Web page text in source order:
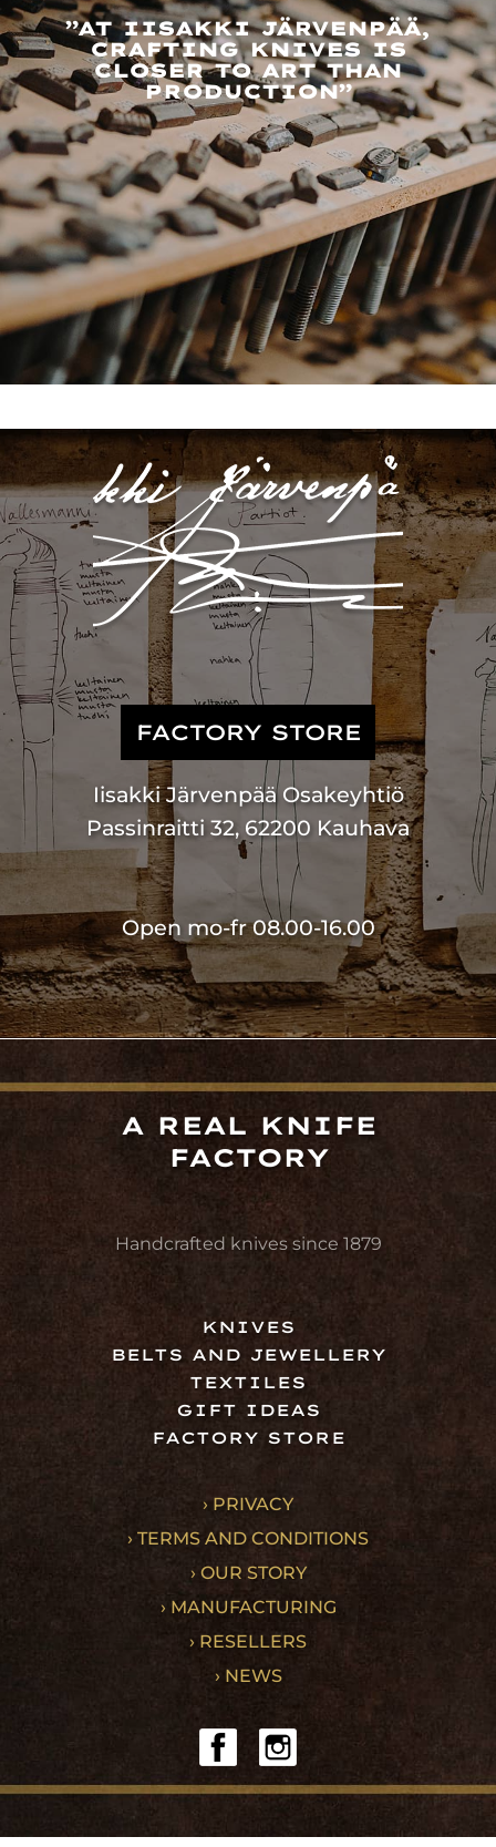
”AT IISAKKI JÄRVENPÄÄ,
CRAFTING KNIVES IS
CLOSER TO ART THAN
PRODUCTION”
FACTORY STORE
Iisakki Järvenpää Osakeyhtiö
Passinraitti 32, 62200 Kauhava
Open mo-fr 08.00-16.00
A REAL KNIFE
FACTORY
Handcrafted knives since 1879
KNIVES
BELTS AND JEWELLERY
TEXTILES
GIFT IDEAS
FACTORY STORE
› PRIVACY
› TERMS AND CONDITIONS
› OUR STORY
› MANUFACTURING
› RESELLERS
› NEWS